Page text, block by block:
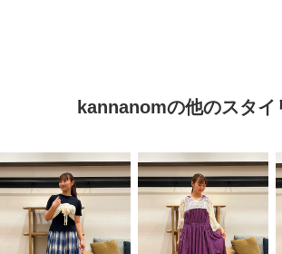
kannanomの他のスタイ